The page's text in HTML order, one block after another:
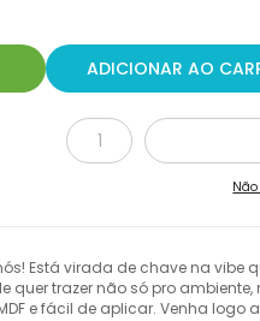
ADICIONAR AO
Não
Está virada de chave na vibe
quer trazer não só pro
e fácil de aplicar. Venha logo